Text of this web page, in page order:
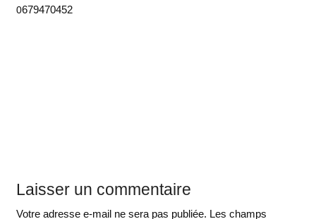
0679470452
Laisser un commentaire
Votre adresse e-mail ne sera pas publiée. Les champs